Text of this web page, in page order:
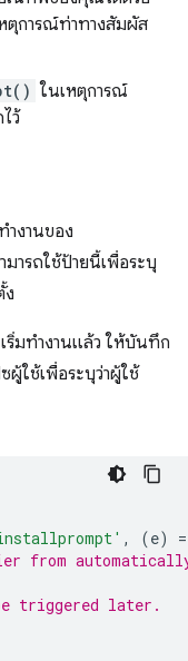
ตุการณ์ท่าทางสัมผัส
ในเหตุการณ์
ว้
ำงานของ
ารถใช้ป้ายนี้เพื่อระบุ
ง
เริ่มทำงานแล้ว ให้บันทึก
ผู้ใช้เพื่อระบุว่าผู้ใช้
, (e) =
from
triggered later.